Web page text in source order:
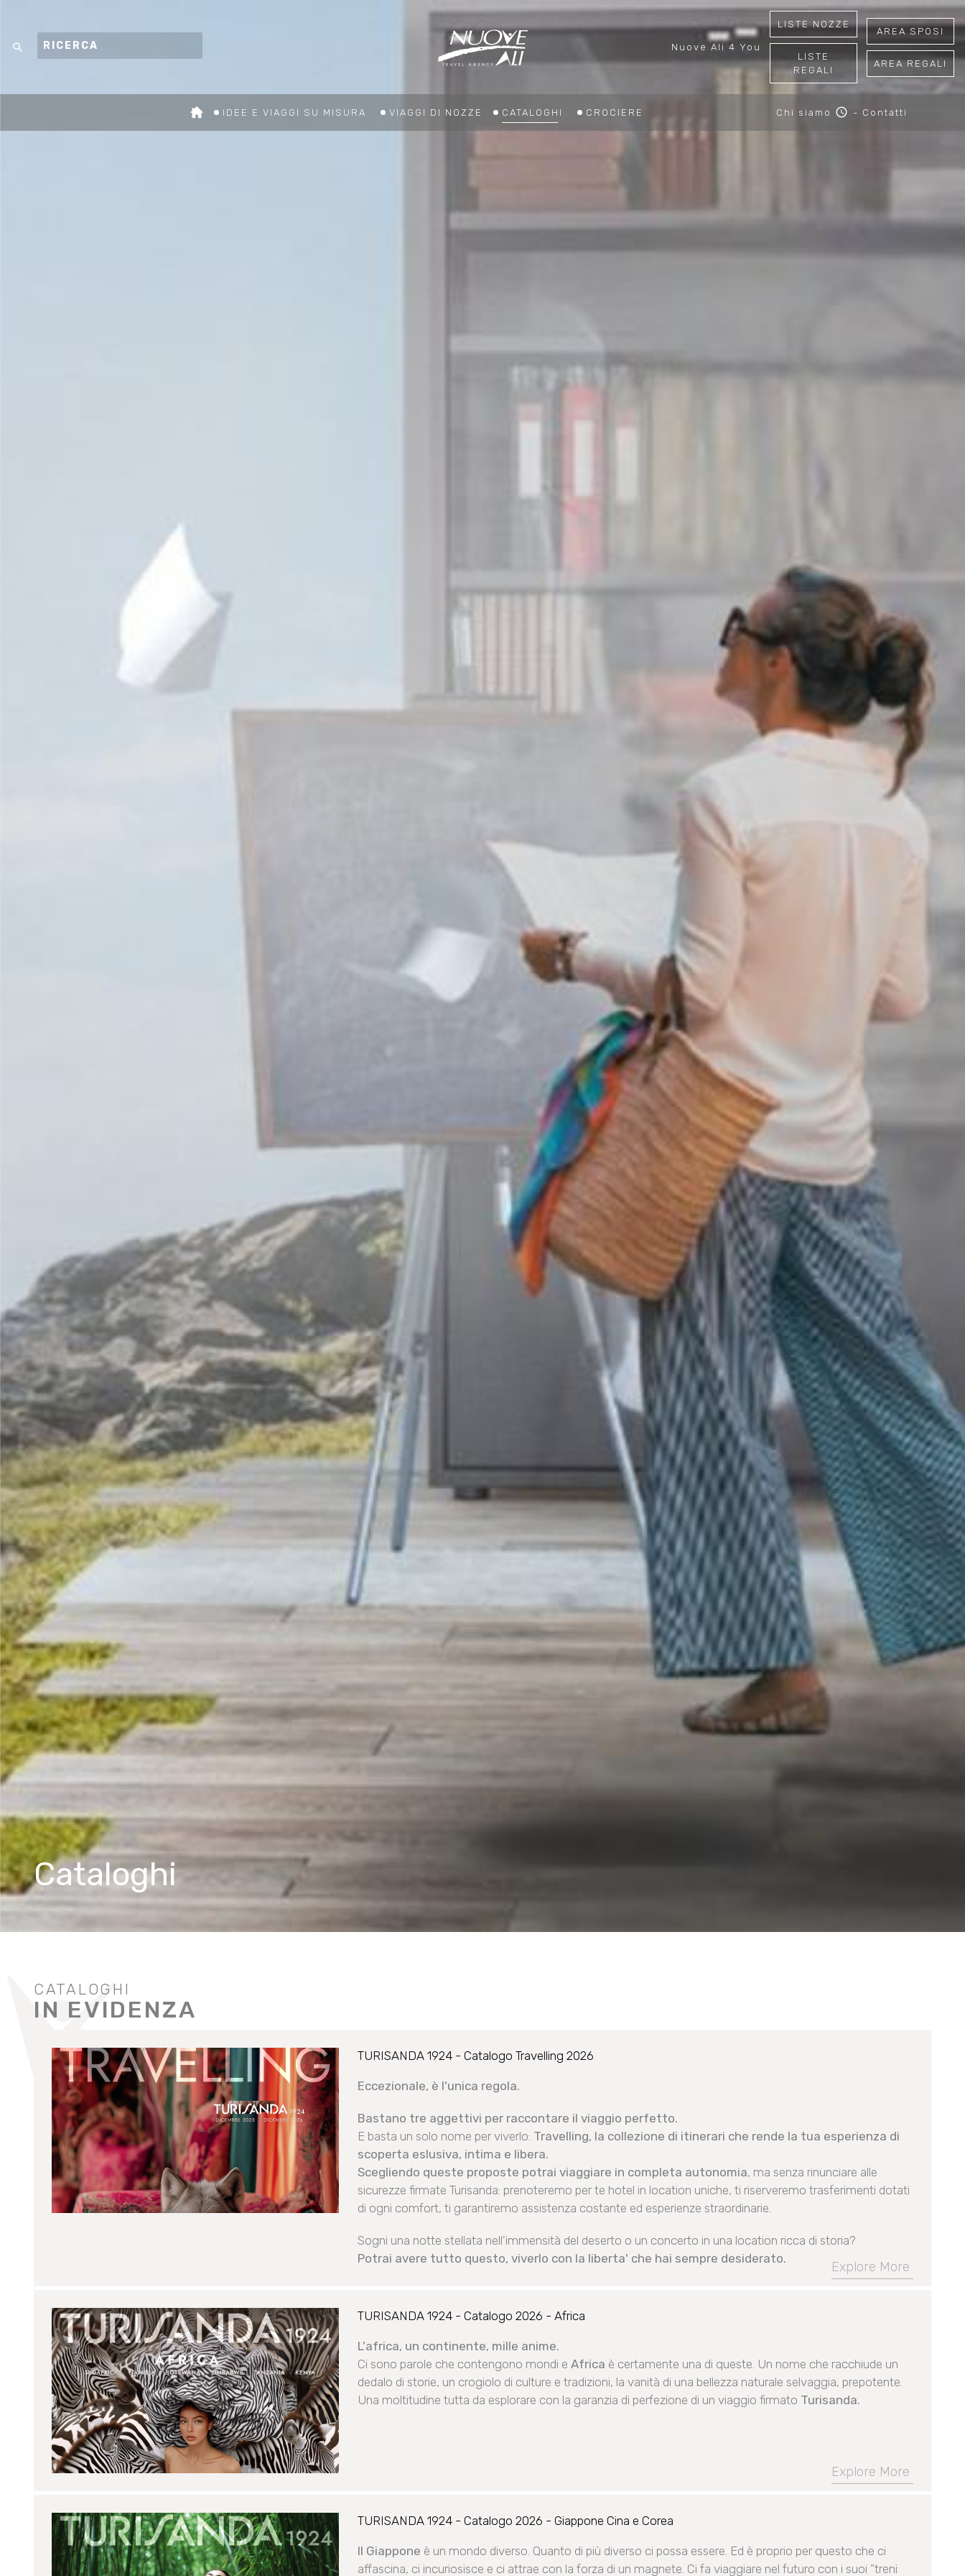
search Nuove Ali 4 You
LISTE NOZZE
LISTE
REGALI
AREA SPOSI
AREA REGALI
Chi siamo schedule - Contatti
IDEE E VIAGGI SU MISURA VIAGGI DI NOZZE CATALOGHI CROCIERE
Cataloghi
CATALOGHI
IN EVIDENZA
TURISANDA 1924 - Catalogo Travelling 2026
Eccezionale, è l'unica regola.
Bastano tre aggettivi per raccontare il viaggio perfetto.
E basta un solo nome per viverlo: Travelling, la collezione di itinerari che rende la tua esperienza di
scoperta eslusiva, intima e libera.
Scegliendo queste proposte potrai viaggiare in completa autonomia, ma senza rinunciare alle
sicurezze firmate Turisanda: prenoteremo per te hotel in location uniche, ti riserveremo trasferimenti dotati
di ogni comfort, ti garantiremo assistenza costante ed esperienze straordinarie.
Sogni una notte stellata nell'immensità del deserto o un concerto in una location ricca di storia?
Potrai avere tutto questo, viverlo con la liberta' che hai sempre desiderato.
Explore More
TURISANDA 1924 - Catalogo 2026 - Africa
L'africa, un continente, mille anime.
Ci sono parole che contengono mondi e Africa è certamente una di queste. Un nome che racchiude un
dedalo di storie, un crogiolo di culture e tradizioni, la vanità di una bellezza naturale selvaggia, prepotente.
Una moltitudine tutta da esplorare con la garanzia di perfezione di un viaggio firmato Turisanda.
Explore More
TURISANDA 1924 - Catalogo 2026 - Giappone Cina e Corea
Il Giappone è un mondo diverso. Quanto di più diverso ci possa essere. Ed è proprio per questo che ci
affascina, ci incuriosisce e ci attrae con la forza di un magnete. Ci fa viaggiare nel futuro con i suoi ”treni